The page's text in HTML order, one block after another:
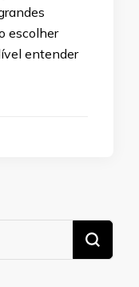
escolher
entender